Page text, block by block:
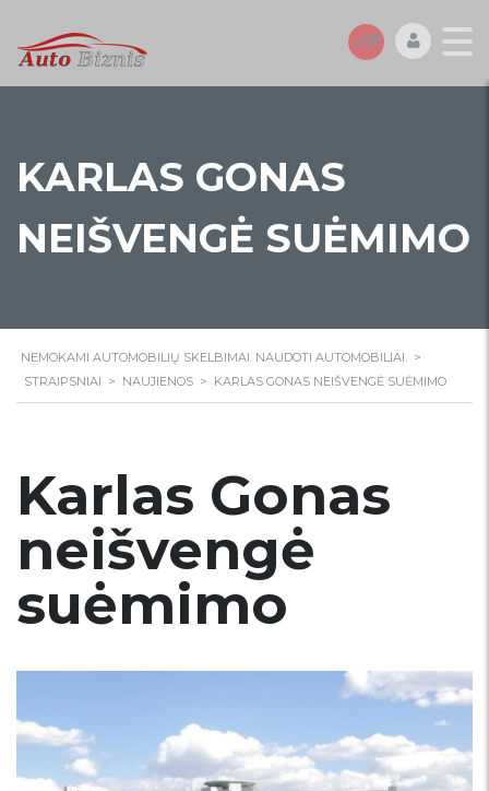
KARLAS GONAS
NEIŠVENGĖ SUĖMIMO
NEMOKAMI AUTOMOBILIŲ SKELBIMAI. NAUDOTI AUTOMOBILIAI. >
STRAIPSNIAI > NAUJIENOS > KARLAS GONAS NEIŠVENGĖ SUĖMIMO
Karlas Gonas
neišvengė
suėmimo